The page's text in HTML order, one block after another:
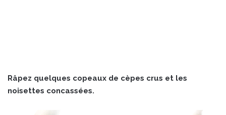
Râpez quelques copeaux de cèpes crus et les
noisettes concassées.